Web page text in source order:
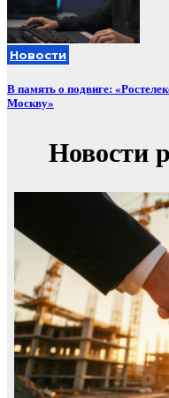
Новости
В память о подвиге:
Москву»